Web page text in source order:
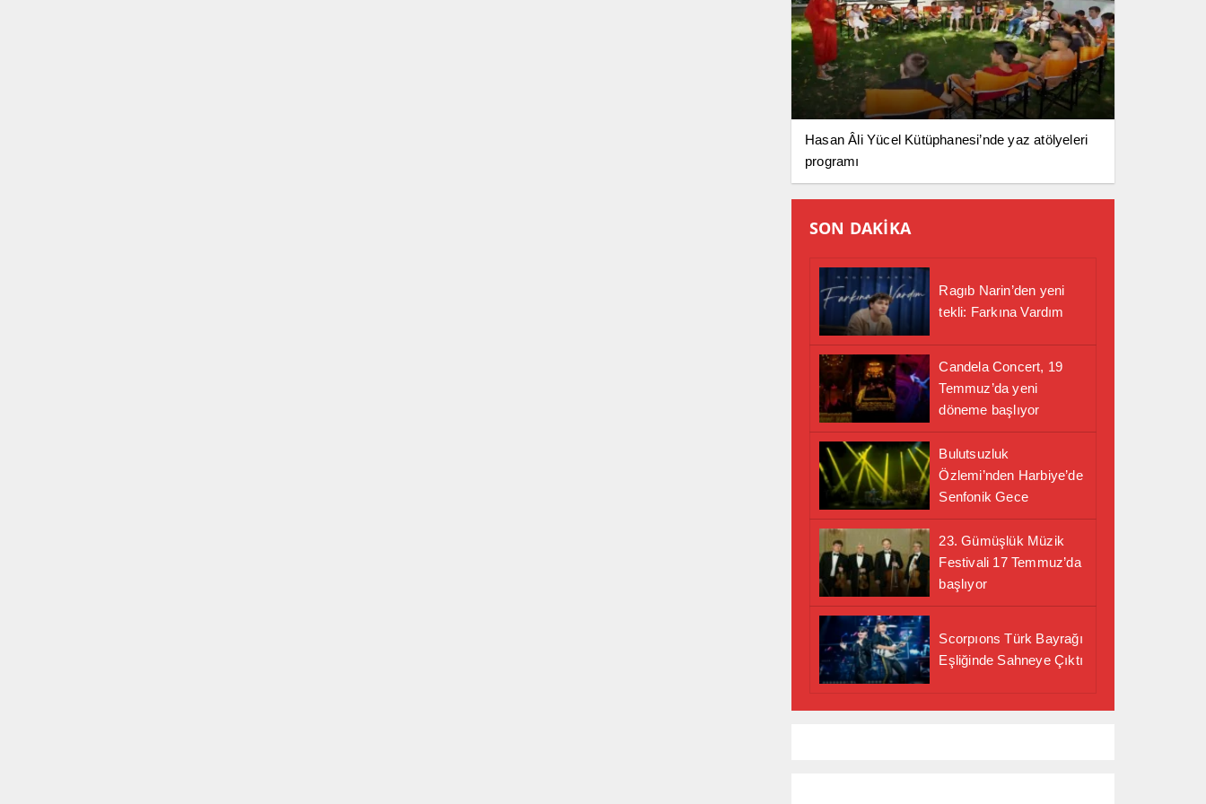
Hasan Âli Yücel Kütüphanesi’nde yaz atölyeleri
programı
SON DAKİKA
Ragıb Narin’den yeni
tekli: Farkına Vardım
Candela Concert, 19
Temmuz’da yeni
döneme başlıyor
Bulutsuzluk
Özlemi’nden Harbiye’de
Senfonik Gece
23. Gümüşlük Müzik
Festivali 17 Temmuz’da
başlıyor
Scorpıons Türk Bayrağı
Eşliğinde Sahneye Çıktı